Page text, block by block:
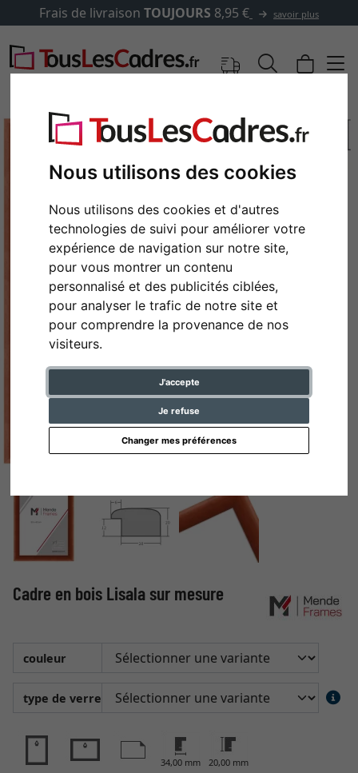
Nous utilisons des cookies
Nous utilisons des cookies et d'autres
technologies de suivi pour améliorer votre
expérience de navigation sur notre site,
pour vous montrer un contenu
personnalisé et des publicités ciblées,
pour analyser le trafic de notre site et
pour comprendre la provenance de nos
visiteurs.
J'accepte
Je refuse
Changer mes préférences
Frais de livraison TOUJOURS 8,95 € savoir plus
Retour
Cadre en bois Lisala sur mesure
couleur
type de verre
34,00 mm 20,00 mm